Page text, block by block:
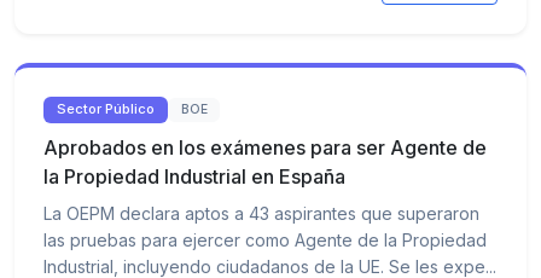
Sector Público BOE
Aprobados en los exámenes para ser Agente de
la Propiedad Industrial en España
La OEPM declara aptos a 43 aspirantes que superaron
las pruebas para ejercer como Agente de la Propiedad
Industrial, incluyendo ciudadanos de la UE. Se les expe...